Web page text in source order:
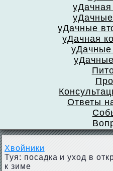
уДачные
уДачная
Ответы
Хвойники
Туя: посадка и уход в
к зиме